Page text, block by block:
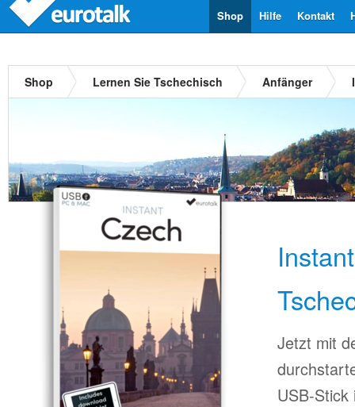
Kontakt
Hilfe
Shop
Shop Lernen Sie Tschechisch Anfänger
Jetzt mit
USB-